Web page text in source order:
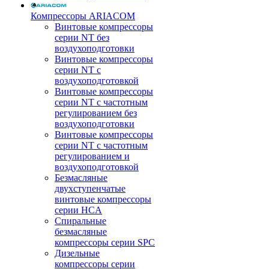
Компрессоры ARIACOM
Винтовые компрессоры
серии NT без
воздухоподготовки
Винтовые компрессоры
серии NT c
воздухоподготовкой
Винтовые компрессоры
серии NT с частотным
регулированием без
воздухоподготовки
Винтовые компрессоры
серии NT с частотным
регулированием и
воздухоподготовкой
Безмасляные
двухступенчатые
винтовые компрессоры
серии HCA
Спиральные
безмасляные
компрессоры серии SPC
Дизельные
компрессоры серии